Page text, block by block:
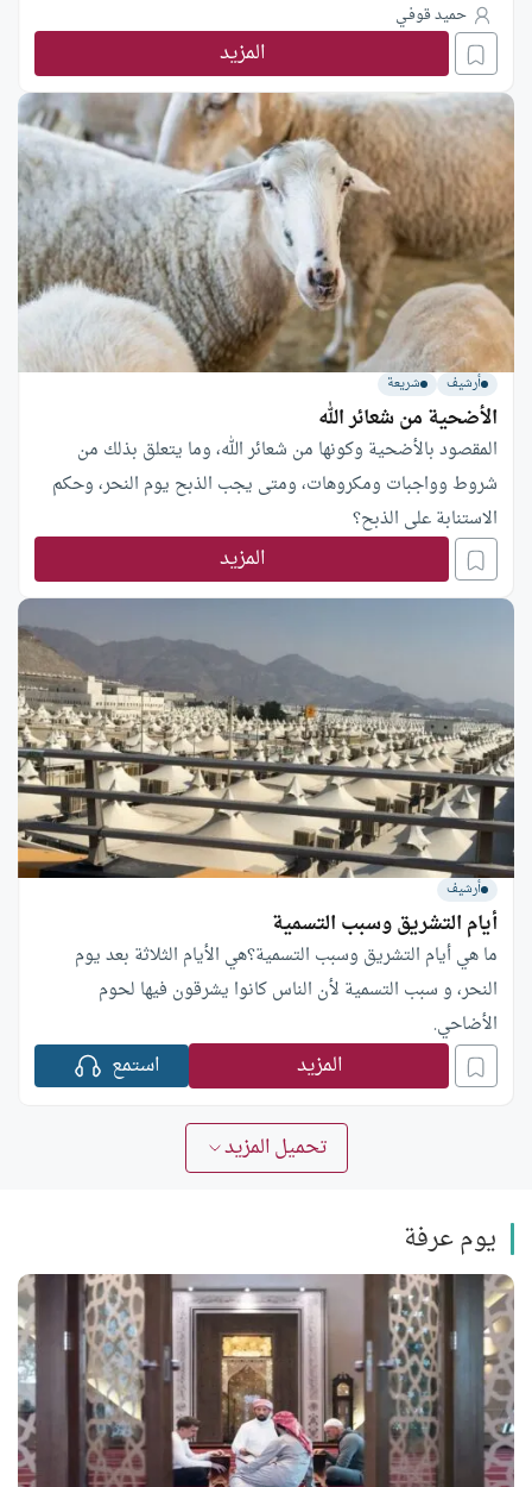
حميد قوفـي
المزيد
أرشيف شريعة
الأضحية من شعائر الله
المقصود بالأضحية وكونها من شعائر الله، وما يتعلق بذلك من
شروط وواجبات ومكروهات، ومتى يجب الذبح يوم النحر، وحكم
الاستنابة على الذبح؟
المزيد
أرشيف
أيام التشريق وسبب التسمية
ما هي أيام التشريق وسبب التسمية؟هي الأيام الثلاثة بعد يوم
النحر، و سبب التسمية لأن الناس كانوا يشرقون فيها لحوم
الأضاحي.
المزيد استمع
تحميل المزيد
يوم عرفة